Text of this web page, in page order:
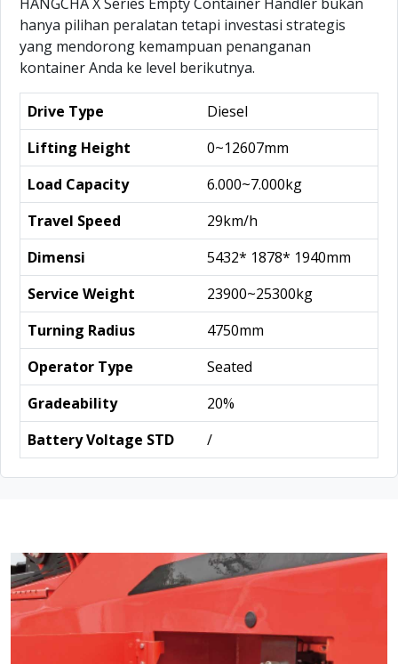
hanya pilihan peralatan tetapi investasi strategis
yang mendorong kemampuan penanganan
kontainer Anda ke level berikutnya.
Drive Type
Diesel
Lifting Height
0~12607mm
Load Capacity
6.000~7.000kg
Travel Speed
29km/h
Dimensi
5432* 1878* 1940mm
Service Weight
23900~25300kg
Turning Radius
4750mm
Operator Type
Seated
Gradeability
20%
Battery Voltage STD
/